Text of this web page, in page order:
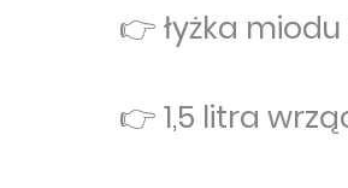
👉 łyżka
👉 1,5 litra